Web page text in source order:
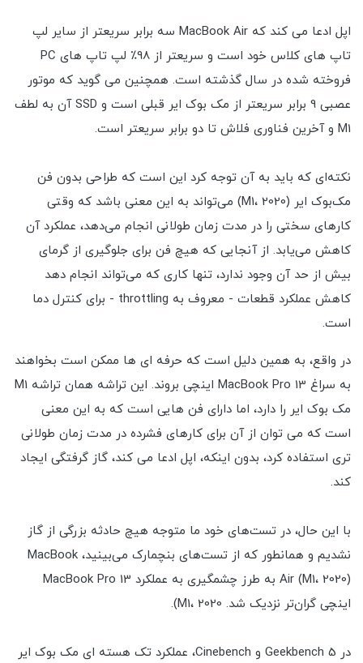
اپل ادعا می کند که MacBook Air سه برابر سریعتر از سایر لپ
تاپ های کلاس خود است و سریعتر از 98٪ لپ تاپ های PC
فروخته شده در سال گذشته است. همچنین می گوید که موتور
عصبی 9 برابر سریعتر از مک بوک ایر قبلی است و SSD آن به لطف
M1 و آخرین فناوری فلاش تا دو برابر سریعتر است.
نکته‌ای که باید به آن توجه کرد این است که طراحی بدون فن
مک‌بوک ایر (M1، 2020) می‌تواند به این معنی باشد که وقتی
کارهای سختی را در مدت زمان طولانی انجام می‌دهد، عملکرد آن
کاهش می‌یابد. از آنجایی که هیچ فن برای جلوگیری از گرمای
بیش از حد آن وجود ندارد، تنها کاری که می‌تواند انجام دهد
کاهش عملکرد قطعات - معروف به throttling - برای کنترل دما
است.
در واقع، به همین دلیل است که حرفه ای ها ممکن است بخواهند
به سراغ MacBook Pro 13 اینچی بروند. این تراشه همان تراشه M1
مک بوک ایر را دارد، اما دارای فن هایی است که به این معنی
است که می توان از آن برای کارهای فشرده در مدت زمان طولانی
تری استفاده کرد، بدون اینکه، اپل ادعا می کند، گاز گرفتگی ایجاد
کند.
با این حال، در تست‌های خود ما متوجه هیچ حادثه بزرگی از گاز
نشدیم و همانطور که از تست‌های بنچمارک می‌بینید، MacBook
Air (M1، 2020) به طرز چشمگیری به عملکرد MacBook Pro 13
اینچی گران‌تر نزدیک شد. M1، 2020).
در Geekbench 5 و Cinebench، عملکرد تک هسته ای مک بوک ایر